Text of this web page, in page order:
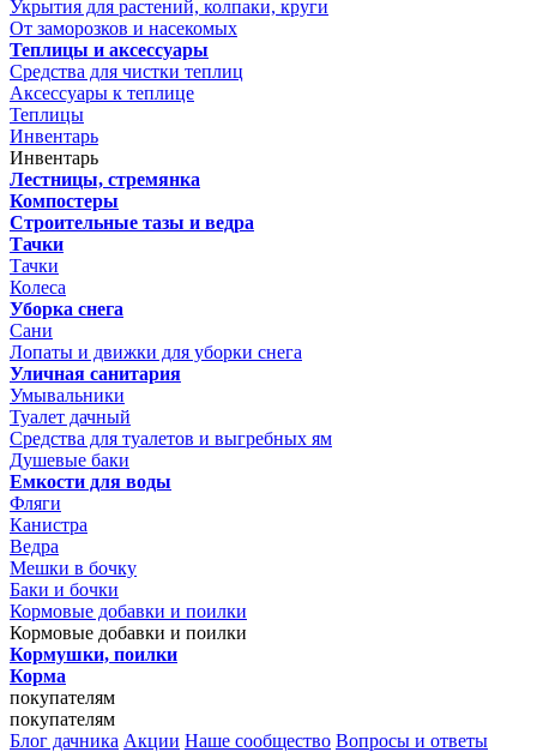
Укрытия для растений, колпаки, круги
От заморозков и насекомых
Теплицы и аксессуары
Средства для чистки теплиц
Аксессуары к теплице
Теплицы
Инвентарь
Инвентарь
Лестницы, стремянка
Компостеры
Строительные тазы и ведра
Тачки
Тачки
Колеса
Уборка снега
Сани
Лопаты и движки для уборки снега
Уличная санитария
Умывальники
Туалет дачный
Средства для туалетов и выгребных ям
Душевые баки
Емкости для воды
Фляги
Канистра
Ведра
Мешки в бочку
Баки и бочки
Кормовые добавки и поилки
Кормовые добавки и поилки
Кормушки, поилки
Корма
покупателям
покупателям
Блог дачника Акции Наше сообщество Вопросы и ответы